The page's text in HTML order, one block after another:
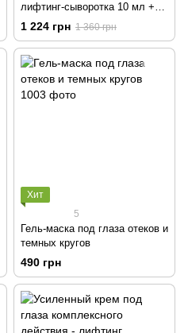
лифтинг-сыворотка 10 мл +
крем под глаза 15 мл
1 224 грн 1 360 грн
Хит
5
Гель-маска под глаза отеков и
темных кругов
490 грн